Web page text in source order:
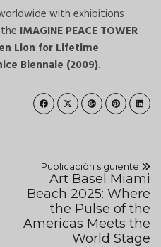
with exhibitions
IMAGINE PEACE TOWER
Lion for Lifetime
Biennale (2009).
Publicación siguiente
Art Basel Miami
Beach 2025: Where
the Pulse of the
Americas Meets the
World Stage